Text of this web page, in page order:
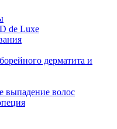
de Luxe
дерматита и
выпадение волос